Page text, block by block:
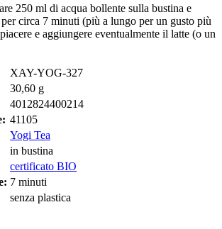
250 ml di acqua bollente sulla bustina e
circa 7 minuti (più a lungo per un gusto più
e aggiungere eventualmente il latte (o un
XAY-YOG-327
30,60 g
4012824400214
41105
Yogi Tea
in bustina
certificato BIO
7 minuti
senza plastica